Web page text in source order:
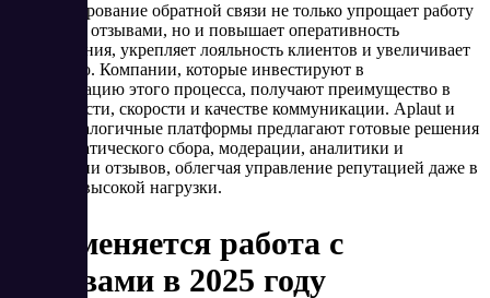
Масштабирование обратной связи не только упрощает работу
команды с отзывами, но и повышает оперативность
реагирования, укрепляет лояльность клиентов и увеличивает
конверсию. Компании, которые инвестируют в
автоматизацию этого процесса, получают преимущество в
прозрачности, скорости и качестве коммуникации. Aplaut и
другие аналогичные платформы предлагают готовые решения
для автоматического сбора, модерации, аналитики и
публикации отзывов, облегчая управление репутацией даже в
условиях высокой нагрузки.
Как меняется работа с
отзывами в 2025 году